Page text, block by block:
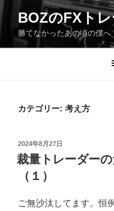
ン
BOZのFXト
勝てなかったあの頃の僕
カテゴリー: 考え方
投
稿
日:
2024年8月27日
裁量トレーダー
（１）
ご無沙汰してます。恒